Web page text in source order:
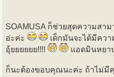
SOAMUSA ก็ช่วยสุดความส
อ่ะค่ะ
เด็กมันจะได้มีคว
อุ้ยยยยยย!!!!
แอดมินหยา
ก็นะต้องขอบคุณนะค่ะ ถ้าไม่